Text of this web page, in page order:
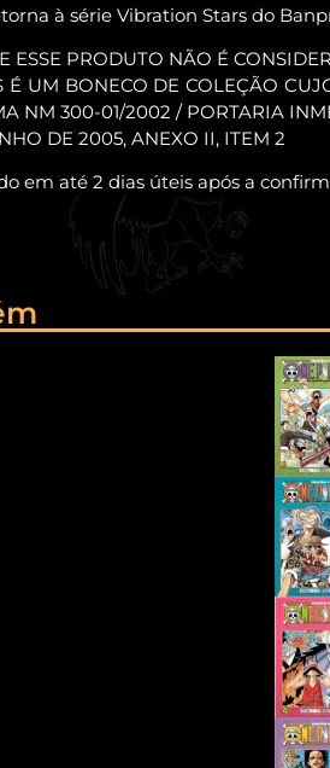
à série Vibration Stars do
ESSE PRODUTO NÃO É
É UM BONECO DE COLEÇÃO
NM 300-01/2002 / PORTARIA
DE 2005, ANEXO II, ITEM 2
em até 2 dias úteis após a